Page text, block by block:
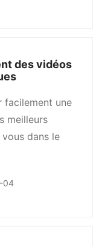
des vidéos
facilement une
meilleurs
dans le
04